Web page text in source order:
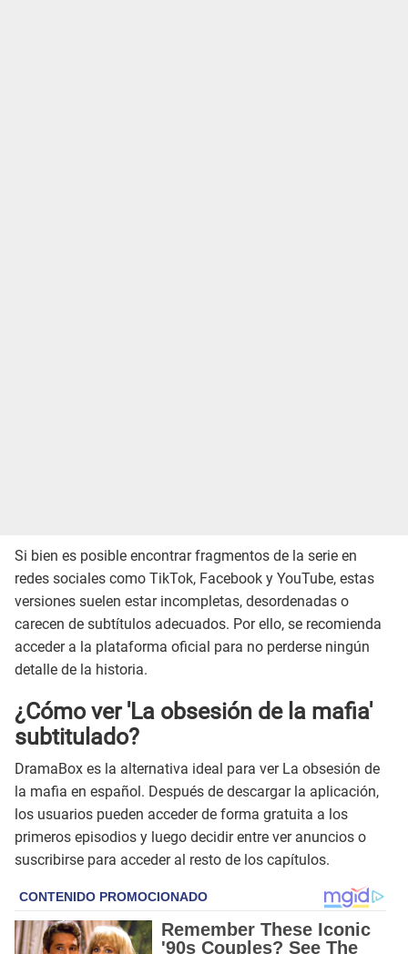
Si bien es posible encontrar fragmentos de la serie en
redes sociales como TikTok, Facebook y YouTube, estas
versiones suelen estar incompletas, desordenadas o
carecen de subtítulos adecuados. Por ello, se recomienda
acceder a la plataforma oficial para no perderse ningún
detalle de la historia.
¿Cómo ver 'La obsesión de la mafia'
subtitulado?
DramaBox es la alternativa ideal para ver La obsesión de
la mafia en español. Después de descargar la aplicación,
los usuarios pueden acceder de forma gratuita a los
primeros episodios y luego decidir entre ver anuncios o
suscribirse para acceder al resto de los capítulos.